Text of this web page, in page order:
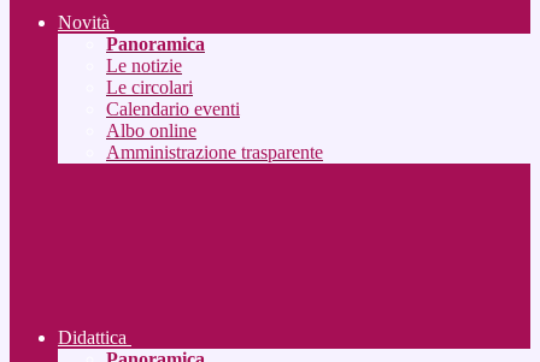
Novità
Panoramica
Le notizie
Le circolari
Calendario eventi
Albo online
Amministrazione trasparente
Didattica